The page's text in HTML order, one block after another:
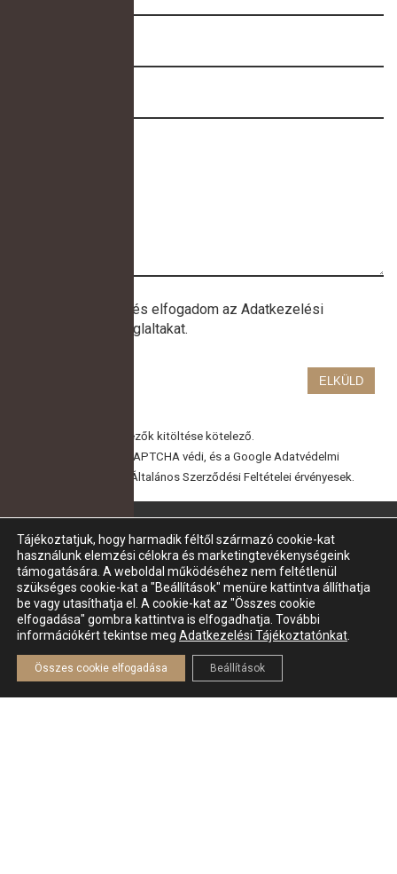
elolvastam és elfogadom az Adatkezelési
foglaltakat.
*A csillaggal jelölt mezők kitöltése kötelező.
Ezt a webhelyet a reCAPTCHA védi, és a Google Adatvédelmi
Általános Szerződési Feltételei érvényesek.
HASZNOS LINKEK
CSALÁDJOG
POLGÁRI JOG
BÜNTETŐJOG
ADATVÉDELEM
RÓLAM
BLOG
Tájékoztatjuk, hogy harmadik féltől származó cookie-kat
használunk elemzési célokra és marketingtevékenységeink
támogatására. A weboldal működéséhez nem feltétlenül
szükséges cookie-kat a "Beállítások" menüre kattintva állíthatja
be vagy utasíthatja el. A cookie-kat az "Összes cookie
elfogadása" gombra kattintva is elfogadhatja. További
információkért tekintse meg Adatkezelési Tájékoztatónkat
Összes cookie elfogadása Beállítások